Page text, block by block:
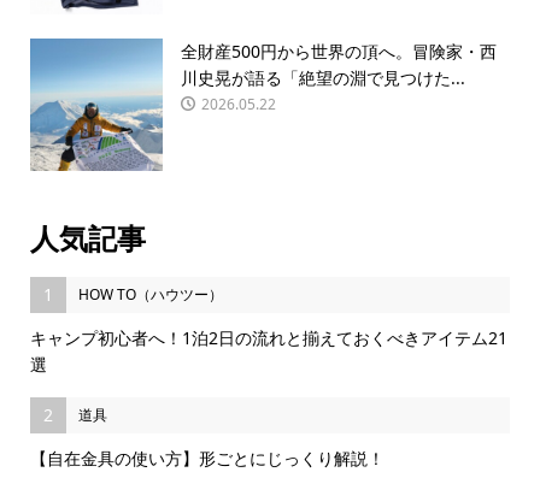
全財産500円から世界の頂へ。冒険家・西
川史晃が語る「絶望の淵で見つけた...
2026.05.22
人気記事
1 HOW TO（ハウツー）
キャンプ初心者へ！1泊2日の流れと揃えておくべきアイテム21
選
2 道具
【自在金具の使い方】形ごとにじっくり解説！